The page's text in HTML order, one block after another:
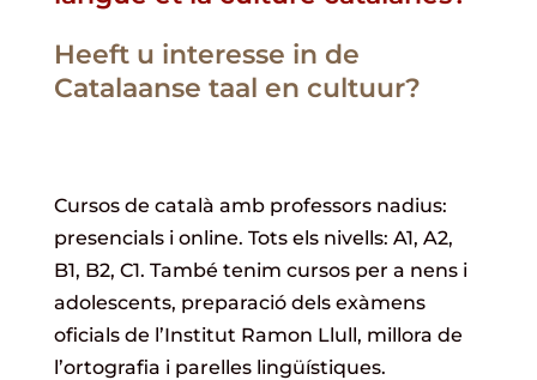
Heeft u interesse in de
Catalaanse taal en cultuur?
Cursos de català amb professors nadius:
presencials i online. Tots els nivells: A1, A2,
B1, B2, C1. També tenim cursos per a nens i
adolescents, preparació dels exàmens
oficials de l’Institut Ramon Llull, millora de
l’ortografia i parelles lingüístiques.